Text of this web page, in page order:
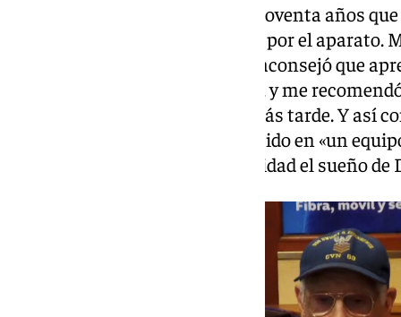
«Me encontré a una señora de noventa años
Sorprendido, decidí preguntarle por el aparato.
quieren todo digitalizado, y me aconsejó que
relata. «Ella era alumna de Sara, y me
no dudó en visitar a Sara días más tarde. Y así
artística. Ahora, se han convertido en «un
trabajan juntos para hacer realidad el sueño de